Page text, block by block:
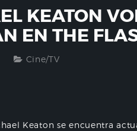
KEATON
EN THE
Cine/TV
Keaton se encuentra